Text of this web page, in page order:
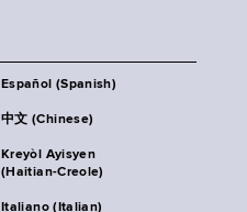
Español (Spanish)
中文 (Chinese)
Kreyòl Ayisyen
(Haitian-Creole)
Italiano (Italian)